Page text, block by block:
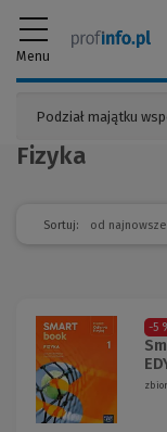
Menu
Fizyka
Sortuj:
-5